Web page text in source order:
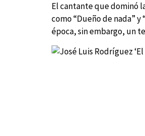
El cantante que dominó
como “Dueño de nada”
época, sin embargo, un